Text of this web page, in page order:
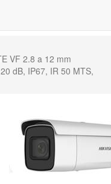
VF 2.8 a 12 mm
dB, IP67, IR 50 MTS,